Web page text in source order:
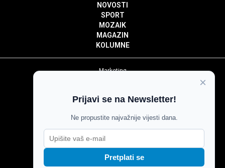
NOVOSTI
SPORT
MOZAIK
MAGAZIN
KOLUMNE
Marketing
Impressum
Pravila komentiranja
Agroglas
×
Prijavi se na Newsletter!
Ne propustite najvažnije vijesti dana.
Pretplati se